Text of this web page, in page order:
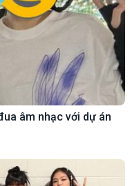
âm nhạc với dự án